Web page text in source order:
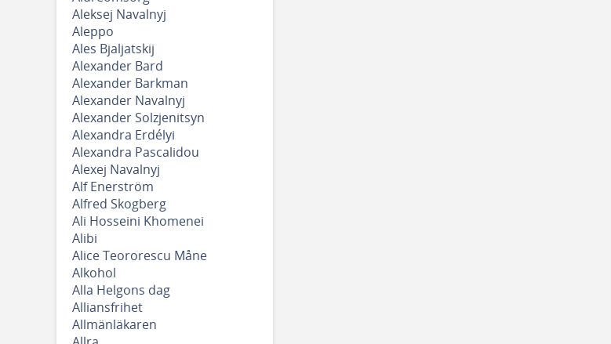
Aleksej Navalnyj
Aleppo
Ales Bjaljatskij
Alexander Bard
Alexander Barkman
Alexander Navalnyj
Alexander Solzjenitsyn
Alexandra Erdélyi
Alexandra Pascalidou
Alexej Navalnyj
Alf Enerström
Alfred Skogberg
Ali Hosseini Khomenei
Alibi
Alice Teororescu Måne
Alkohol
Alla Helgons dag
Alliansfrihet
Allmänläkaren